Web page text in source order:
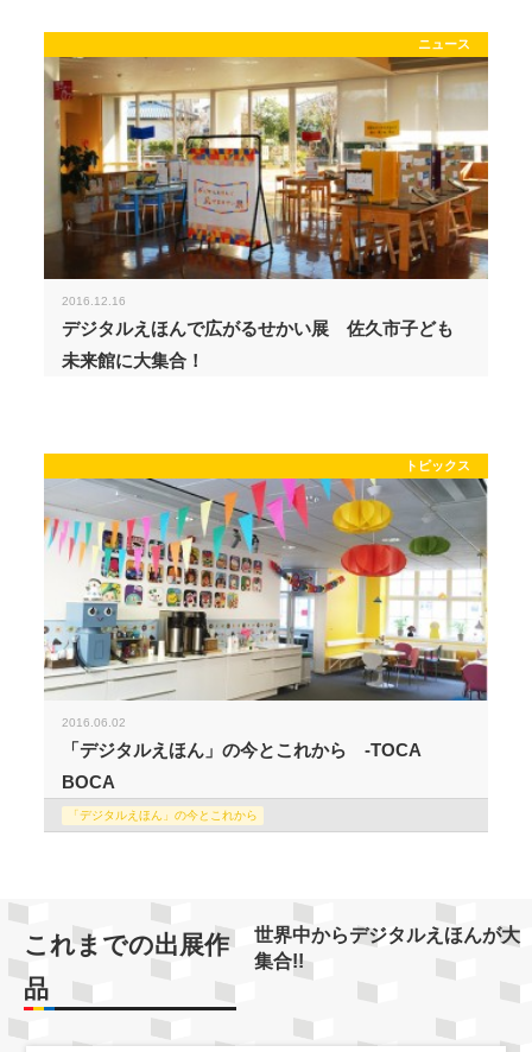
ニュース
2016.12.16
デジタルえほんで広がるせかい展 佐久市子ども
未来館に大集合！
トピックス
2016.06.02
「デジタルえほん」の今とこれから -TOCA
BOCA
「デジタルえほん」の今とこれから
これまでの出展作
品
世界中からデジタルえほんが大
集合!!